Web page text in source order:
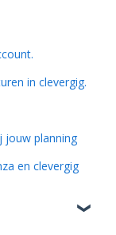
in clevergig.
jouw planning
en clevergig